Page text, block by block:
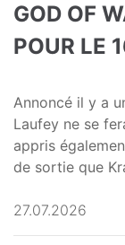
GOD OF
POUR LE
Annoncé il y a
Laufey ne se
appris
de sortie que
27.07.2026